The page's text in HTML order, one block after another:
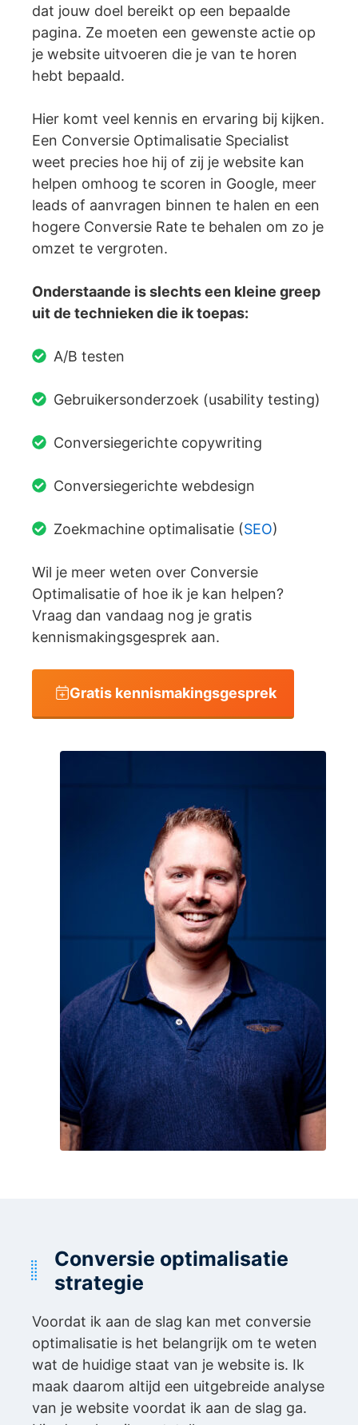
dat jouw doel bereikt op een bepaalde
pagina. Ze moeten een gewenste actie op
je website uitvoeren die je van te horen
hebt bepaald.
Hier komt veel kennis en ervaring bij kijken.
Een Conversie Optimalisatie Specialist
weet precies hoe hij of zij je website kan
helpen omhoog te scoren in Google, meer
leads of aanvragen binnen te halen en een
hogere Conversie Rate te behalen om zo je
omzet te vergroten.
Onderstaande is slechts een kleine greep
uit de technieken die ik toepas:
A/B testen
Gebruikersonderzoek (usability testing)
Conversiegerichte copywriting
Conversiegerichte webdesign
Zoekmachine optimalisatie (SEO)
Wil je meer weten over Conversie
Optimalisatie of hoe ik je kan helpen?
Vraag dan vandaag nog je gratis
kennismakingsgesprek aan.
Gratis kennismakingsgesprek
Conversie optimalisatie
strategie
Voordat ik aan de slag kan met conversie
optimalisatie is het belangrijk om te weten
wat de huidige staat van je website is. Ik
maak daarom altijd een uitgebreide analyse
van je website voordat ik aan de slag ga.